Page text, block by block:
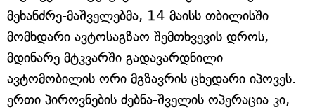
მეხანძრე-მაშველებმა, 14 მაისს თბილისში
მომხდარი ავტოსაგზაო შემთხვევის დროს,
მდინარე მტკვარში გადავარდნილი
ავტომობილის ორი მგზავრის ცხედარი იპოვეს.
ერთი პიროვნების ძებნა-შველის ოპერაცია კი,